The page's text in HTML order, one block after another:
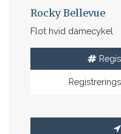
Rocky Bellevue
Flot hvid damecykel